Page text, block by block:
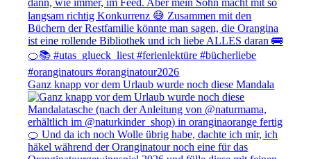
Ganz knapp vor dem Urlaub wurde noch diese Mandala